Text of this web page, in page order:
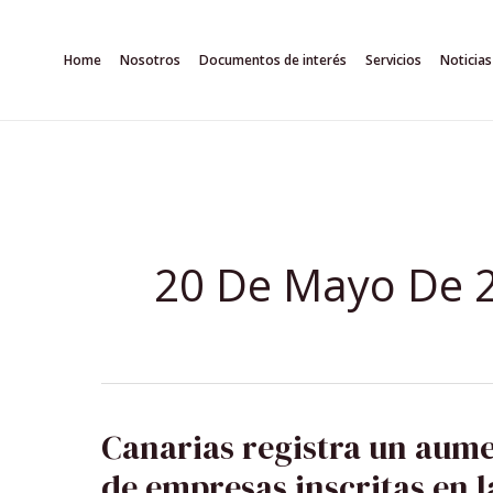
Home Nosotros Documentos de interés Servicios Noticias
20 De Mayo De
Canarias registra un
CANARIAS
REGISTRA
UN